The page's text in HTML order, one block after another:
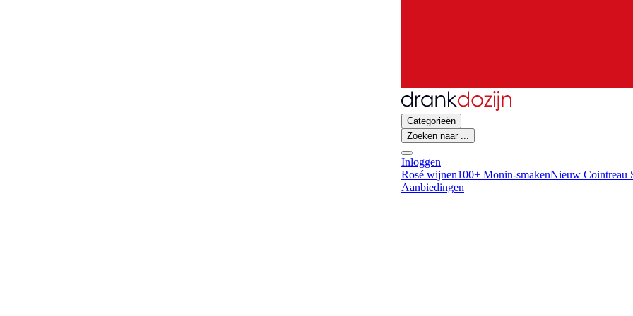
Categorieën
Zoeken naar ...
Inloggen
Rosé wijnen100+ Monin-smakenNieuw Cointreau
Aanbiedingen